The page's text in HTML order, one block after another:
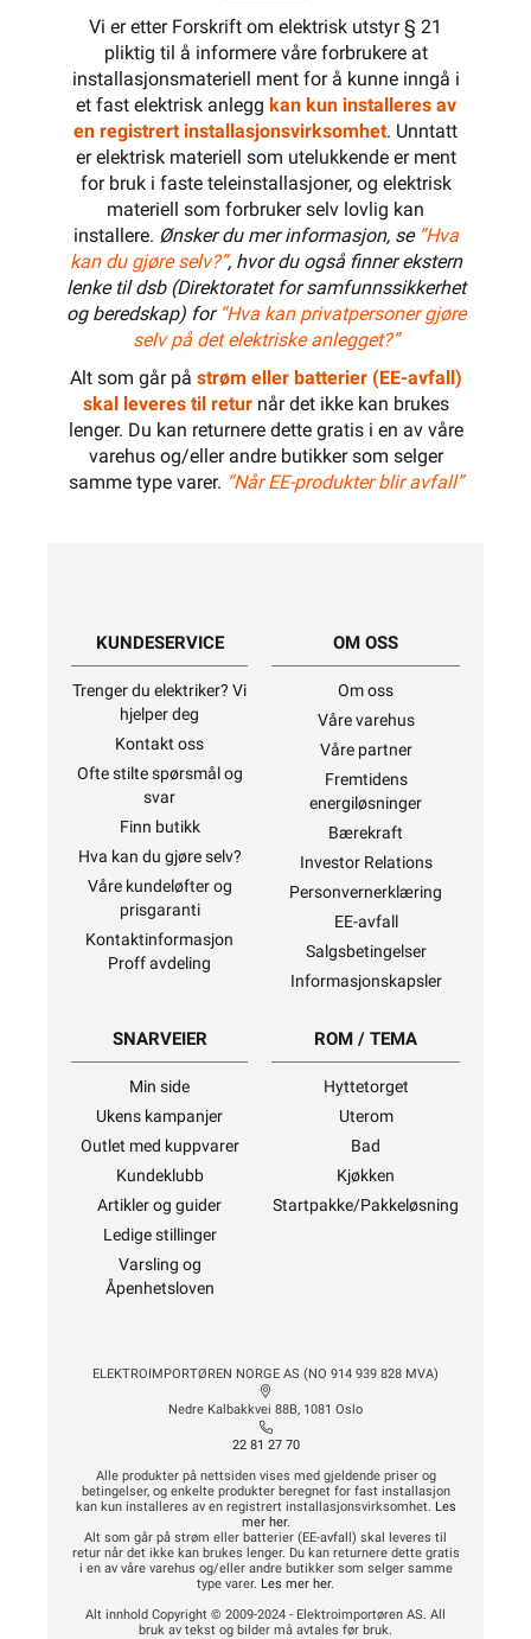
1000W
1170W
1300W
1420W
1820W
Vi er etter Forskrift om elektrisk utstyr § 21
pliktig til å informere våre forbrukere at
installasjonsmateriell ment for å kunne inngå i
et fast elektrisk anlegg kan kun installeres av
en registrert installasjonsvirksomhet. Unntatt
er elektrisk materiell som utelukkende er ment
for bruk i faste teleinstallasjoner, og elektrisk
materiell som forbruker selv lovlig kan
installere. Ønsker du mer informasjon, se ”Hva
kan du gjøre selv?”, hvor du også finner ekstern
lenke til dsb (Direktoratet for samfunnssikkerhet
og beredskap) for “Hva kan privatpersoner gjøre
selv på det elektriske anlegget?”
Alt som går på strøm eller batterier (EE-avfall)
skal leveres til returnår det ikke kan brukes
lenger. Du kan returnere dette gratis i en av våre
varehus og/eller andre butikker som selger
samme type varer. “Når EE-produkter blir avfall”
KUNDESERVICE
Trenger du elektriker? Vi
hjelper deg
Kontakt oss
Ofte stilte spørsmål og
svar
Finn butikk
Hva kan du gjøre selv?
Våre kundeløfter og
prisgaranti
Kontaktinformasjon
Proff avdeling
OM OSS
Om oss
Våre varehus
Våre partner
Fremtidens
energiløsninger
Bærekraft
Investor Relations
Personvernerklæring
EE-avfall
Salgsbetingelser
Informasjonskapsler
SNARVEIER
Min side
Ukens kampanjer
Outlet med kuppvarer
Kundeklubb
Artikler og guider
Ledige stillinger
Varsling og
Åpenhetsloven
ROM / TEMA
Hyttetorget
Uterom
Bad
Kjøkken
Startpakke/Pakkeløsning
ELEKTROIMPORTØREN NORGE AS (NO 914 939 828 MVA)
Nedre Kalbakkvei 88B, 1081 Oslo
22 81 27 70
Alle produkter på nettsiden vises med gjeldende priser og
betingelser, og enkelte produkter beregnet for fast installasjon
kan kun installeres av en registrert installasjonsvirksomhet. Les
mer her.
Alt som går på strøm eller batterier (EE-avfall) skal leveres til
retur når det ikke kan brukes lenger. Du kan returnere dette gratis
i en av våre varehus og/eller andre butikker som selger samme
type varer. Les mer her.
Alt innhold Copyright © 2009-2024 - Elektroimportøren AS. All
bruk av tekst og bilder må avtales før bruk.